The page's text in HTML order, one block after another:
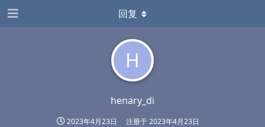
H
henary_di
2023年4月23日 注册于2023年4月23日
回复